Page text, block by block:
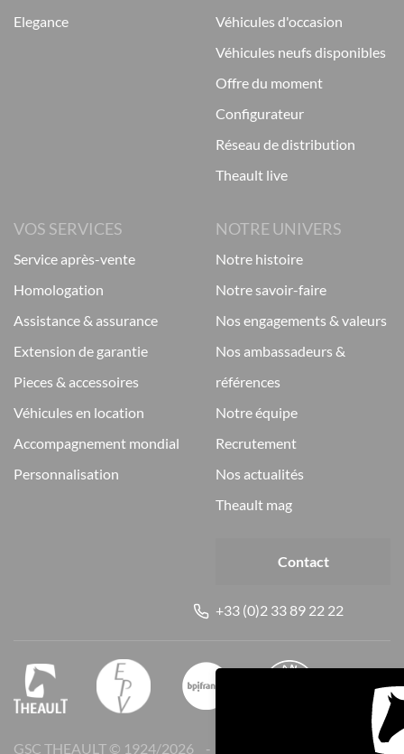
elegance
véhicules d'occasion
véhicules neufs disponibles
offre du moment
configurateur
réseau de distribution
theault live
VOS SERVICES
service après-vente
homologation
assistance & assurance
extension de garantie
pieces & accessoires
véhicules en location
accompagnement mondial
personnalisation
NOTRE UNIVERS
notre histoire
notre savoir-faire
nos engagements & valeurs
nos ambassadeurs &
références
notre équipe
recrutement
nos actualités
theault mag
Contact
+33 (0)2 33 89 22 22
GSC THEAULT © 1924/2026